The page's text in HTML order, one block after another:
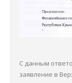
С данным
заявление в